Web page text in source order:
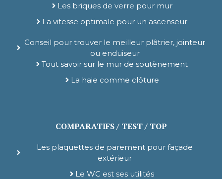
Les briques de verre pour mur
La vitesse optimale pour un ascenseur
Conseil pour trouver le meilleur plâtrier, jointeur
ou enduiseur
Tout savoir sur le mur de soutènement
La haie comme clôture
COMPARATIFS / TEST / TOP
Les plaquettes de parement pour façade
extérieur
Le WC est ses utilités